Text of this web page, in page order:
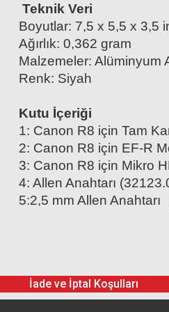
Teknik Veri
Boyutlar: 7,5 x 5,5 x 3,5
Ağırlık: 0,362 gram
Malzemeler: Alüminyum
Renk: Siyah
Kutu İçeriği
1: Canon R8 için Tam
2: Canon R8 için EF-R
3: Canon R8 için Mikro
4: Allen Anahtarı
5:2,5 mm Allen
İade ve İptal Koşulları